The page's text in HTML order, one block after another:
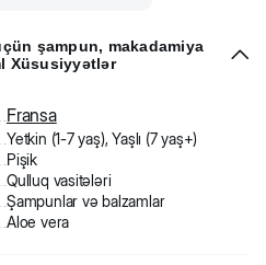
şampun, makadamiya
Xüsusiyyətlər
Fransa
Yetkin (1-7 yaş), Yaşlı (7 yaş+)
Pişik
Qulluq vasitələri
Şampunlar və balzamlar
Aloe vera